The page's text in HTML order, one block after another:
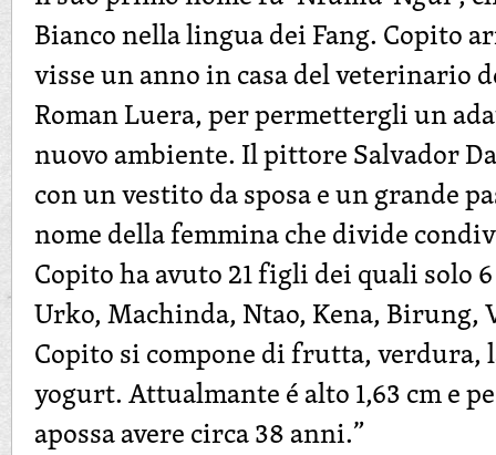
Bianco nella lingua dei Fang. Copito
visse un anno in casa del veterinario
Roman Luera, per permettergli un
nuovo ambiente. Il pittore Salvador
con un vestito da sposa e un grande
nome della femmina che divide
Copito ha avuto 21 figli dei quali solo
Urko, Machinda, Ntao, Kena, Birung,
Copito si compone di frutta, verdura,
yogurt. Attualmante é alto 1,63 cm e
apossa avere circa 38 anni.”